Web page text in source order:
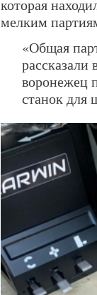
которая
мелким
«Общая
воронежец
станок для